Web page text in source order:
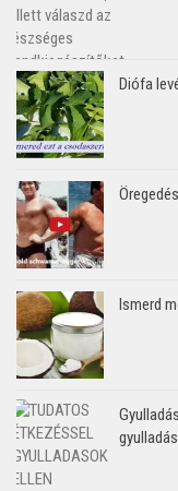
Diófa
Ismerd